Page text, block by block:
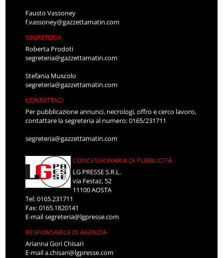
Fausto Vassoney
f.vassoney@gazzettamatin.com
SEGRETERIA
Roberta Prodoti
segreteria@gazzettamatin.com
Stefania Muscolo
segreteria@gazzettamatin.com
CONTATTACI
Per pubblicazione annunci, necrologi, offro e cerco lavoro,
contattare la segreteria al numero: 0165/231711
segreteria@gazzettamatin.com
CONCESSIONARIA DI PUBBLICITÀ
LG PRESSE S.R.L.
via Festaz, 52
11100 AOSTA
Tel: 0165.231711
Fax: 0165.1820141
E-mailsegreteria@lgpresse.com
RESPONSABILE DI AGENZIA
Arianna Gori Chisari
E-maila.chisari@lgpresse.com